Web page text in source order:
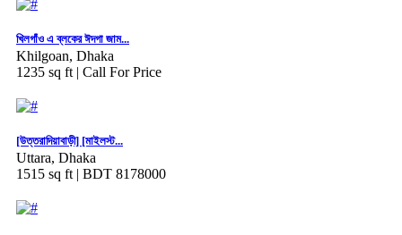
খিলগাঁও এ ব্লকের ঈদগা জাম...
Khilgoan, Dhaka
1235 sq ft | Call For Price
[উত্তরাদিয়াবাড়ী] [মাইলস্ট...
Uttara, Dhaka
1515 sq ft | BDT 8178000